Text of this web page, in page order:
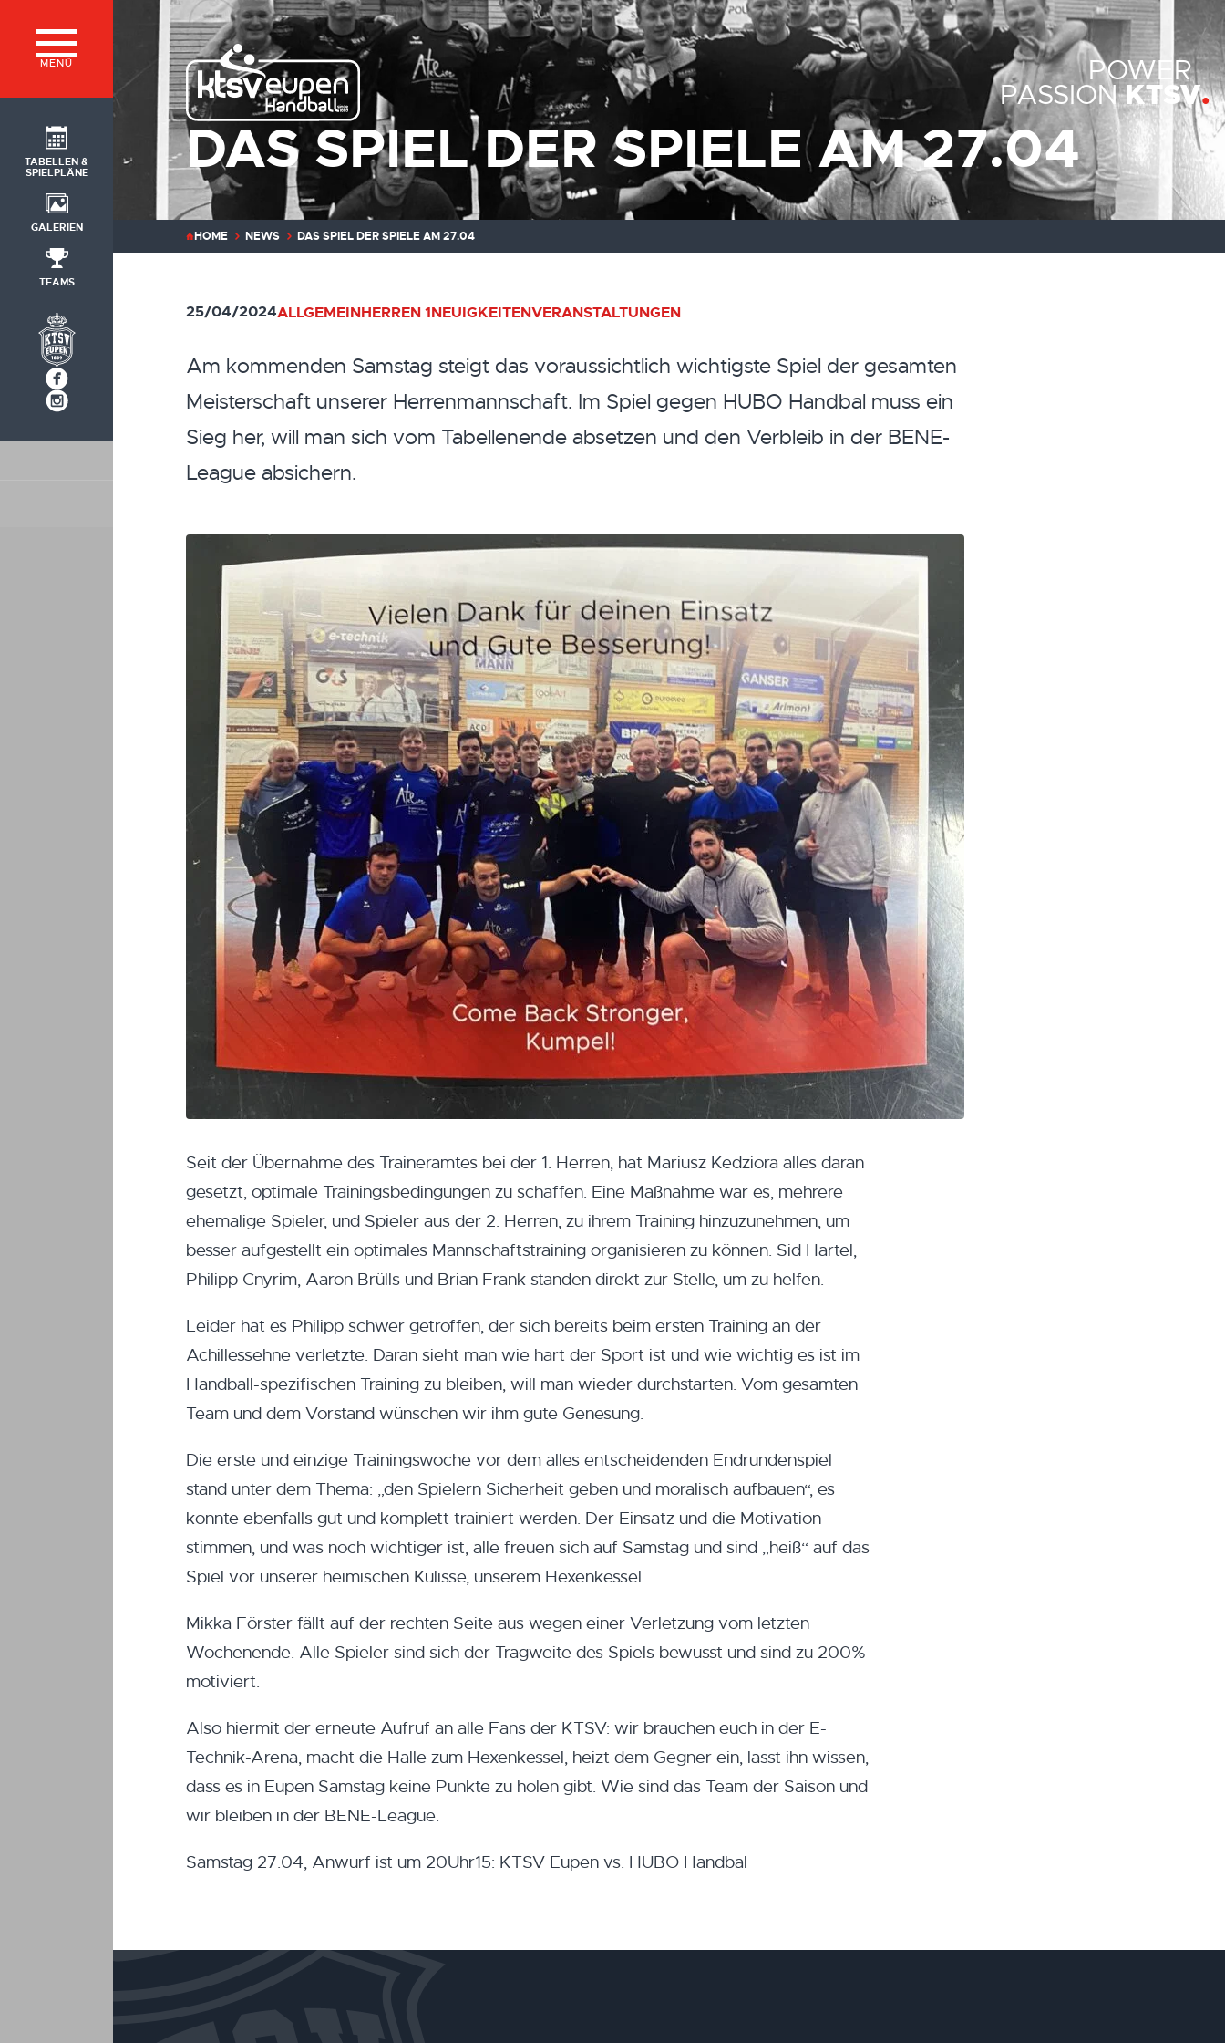
MENÜ
TABELLEN &
SPIELPLÄNE
GALERIEN
TEAMS
POWER
PASSIONKTSV
DAS SPIEL DER SPIELE AM 27.04
HOME NEWS DAS SPIEL DER SPIELE AM 27.04
25/04/2024ALLGEMEINHERREN 1NEUIGKEITENVERANSTALTUNGEN
Am kommenden Samstag steigt das voraussichtlich wichtigste Spiel der gesamten
Meisterschaft unserer Herrenmannschaft. Im Spiel gegen HUBO Handbal muss ein
Sieg her, will man sich vom Tabellenende absetzen und den Verbleib in der BENE-
League absichern.
Seit der Übernahme des Traineramtes bei der 1. Herren, hat Mariusz Kedziora alles daran
gesetzt, optimale Trainingsbedingungen zu schaffen. Eine Maßnahme war es, mehrere
ehemalige Spieler, und Spieler aus der 2. Herren, zu ihrem Training hinzuzunehmen, um
besser aufgestellt ein optimales Mannschaftstraining organisieren zu können. Sid Hartel,
Philipp Cnyrim, Aaron Brülls und Brian Frank standen direkt zur Stelle, um zu helfen.
Leider hat es Philipp schwer getroffen, der sich bereits beim ersten Training an der
Achillessehne verletzte. Daran sieht man wie hart der Sport ist und wie wichtig es ist im
Handball-spezifischen Training zu bleiben, will man wieder durchstarten. Vom gesamten
Team und dem Vorstand wünschen wir ihm gute Genesung.
Die erste und einzige Trainingswoche vor dem alles entscheidenden Endrundenspiel
stand unter dem Thema: „den Spielern Sicherheit geben und moralisch aufbauen“, es
konnte ebenfalls gut und komplett trainiert werden. Der Einsatz und die Motivation
stimmen, und was noch wichtiger ist, alle freuen sich auf Samstag und sind „heiß“ auf das
Spiel vor unserer heimischen Kulisse, unserem Hexenkessel.
Mikka Förster fällt auf der rechten Seite aus wegen einer Verletzung vom letzten
Wochenende. Alle Spieler sind sich der Tragweite des Spiels bewusst und sind zu 200%
motiviert.
Also hiermit der erneute Aufruf an alle Fans der KTSV: wir brauchen euch in der E-
Technik-Arena, macht die Halle zum Hexenkessel, heizt dem Gegner ein, lasst ihn wissen,
dass es in Eupen Samstag keine Punkte zu holen gibt. Wie sind das Team der Saison und
wir bleiben in der BENE-League.
Samstag 27.04, Anwurf ist um 20Uhr15: KTSV Eupen vs. HUBO Handbal